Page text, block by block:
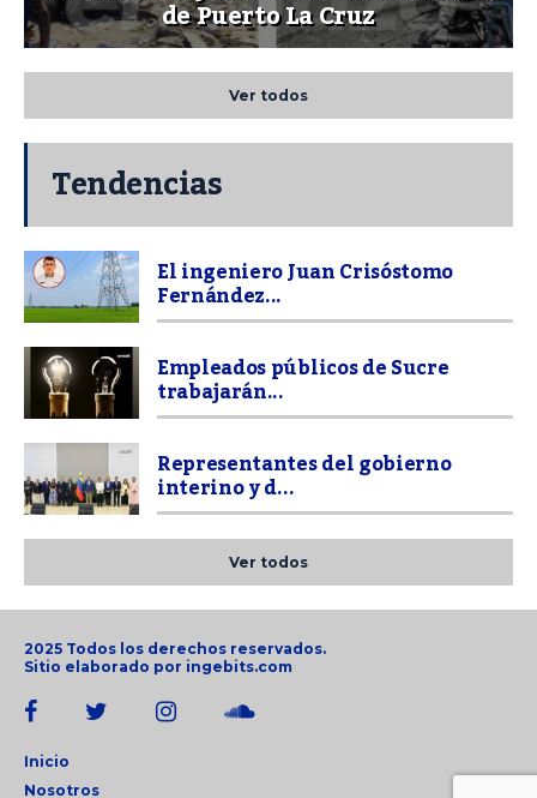
de Puerto La Cruz
Ver todos
Tendencias
El ingeniero Juan Crisóstomo
Fernández...
Empleados públicos de Sucre
trabajarán...
Representantes del gobierno
interino y d...
Ver todos
2025 Todos los derechos reservados.
Sitio elaborado por ingebits.com
Inicio
Nosotros